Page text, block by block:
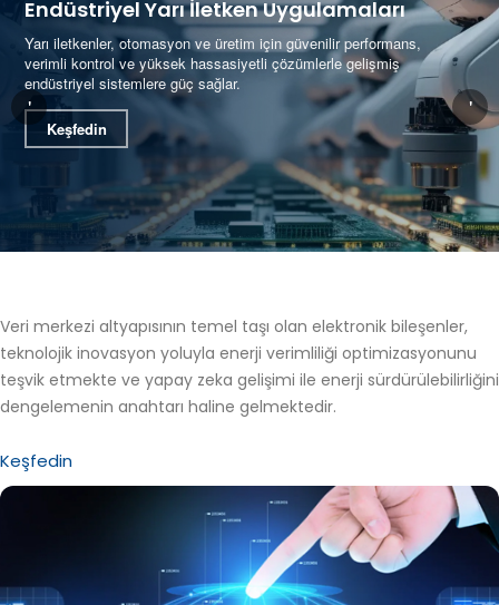
Endüstriyel Yarı İletken Uygulamaları
Yarı iletkenler, otomasyon ve üretim için güvenilir performans,
verimli kontrol ve yüksek hassasiyetli çözümlerle gelişmiş
endüstriyel sistemlere güç sağlar.
Keşfedin
' '
Veri merkezi altyapısının temel taşı olan elektronik bileşenler,
teknolojik inovasyon yoluyla enerji verimliliği optimizasyonunu
teşvik etmekte ve yapay zeka gelişimi ile enerji sürdürülebilirliğini
dengelemenin anahtarı haline gelmektedir.
Keşfedin